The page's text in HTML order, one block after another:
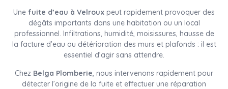
Une fuite d’eau à Velroux peut rapidement provoquer des
dégâts importants dans une habitation ou un local
professionnel. Infiltrations, humidité, moisissures, hausse de
la facture d’eau ou détérioration des murs et plafonds : il est
essentiel d’agir sans attendre.
Chez Belga Plomberie, nous intervenons rapidement pour
détecter l’origine de la fuite et effectuer une réparation